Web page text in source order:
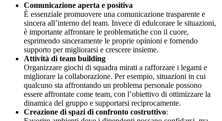
Comunicazione aperta e positiva
È essenziale promuovere una comunicazione trasparente e
sincera all’interno del team. Invece di edulcorare le situazioni,
è importante affrontare le problematiche con il cuore,
esprimendo sinceramente le proprie opinioni e fornendo
supporto per migliorarsi e crescere insieme.
Attività di team building
Organizzare giochi di squadra mirati a rafforzare i legami e
migliorare la collaborazione. Per esempio, situazioni in cui
qualcuno sta affrontando un problema personale possono
essere affrontate come team, con l’obiettivo di ottimizzare la
dinamica del gruppo e supportarsi reciprocamente.
Creazione di spazi di confronto costruttivo: